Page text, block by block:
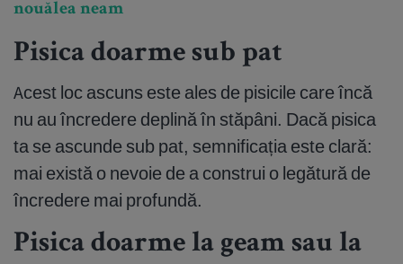
nouălea neam
Pisica doarme sub pat
Acest loc ascuns este ales de pisicile care încă
nu au încredere deplină în stăpâni. Dacă pisica
ta se ascunde sub pat, semnificația este clară:
mai există o nevoie de a construi o legătură de
încredere mai profundă.
Pisica doarme la geam sau la